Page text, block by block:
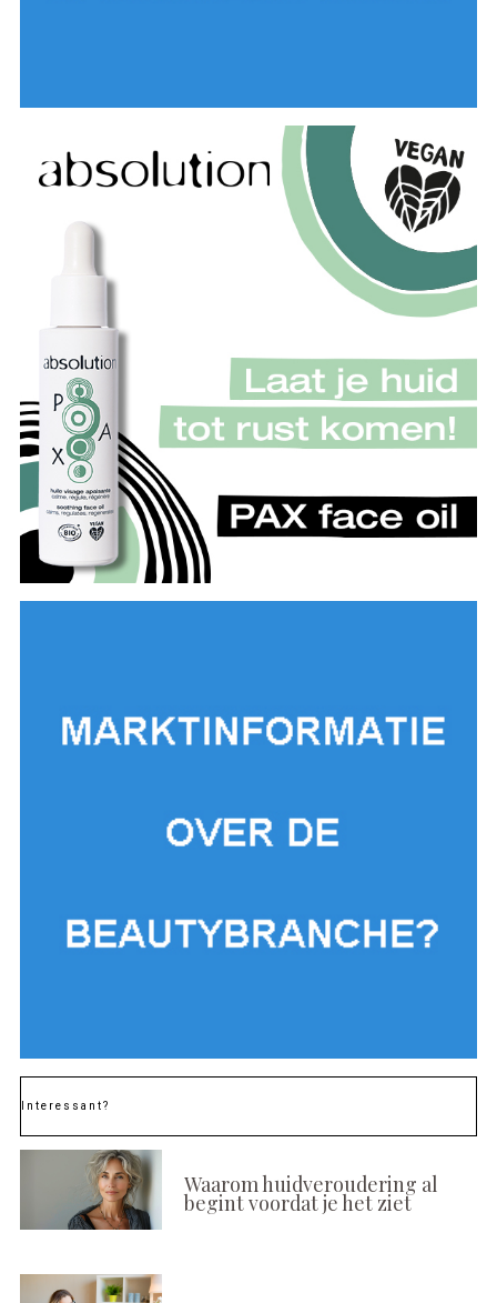
Interessant?
Waarom huidveroudering al
begint voordat je het ziet